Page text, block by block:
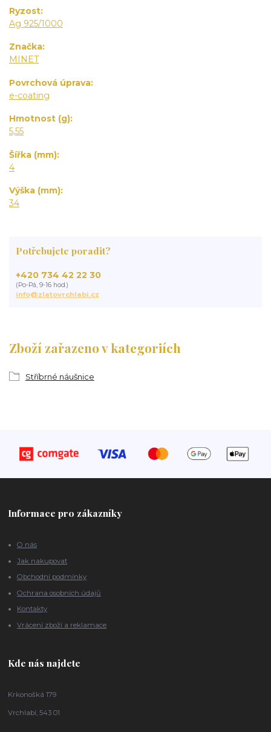
Ryzost
Ag 925/1000
Značka
MINET
Povrchová úprava
e-coating
Hmotnost (g)
5,55
Šířka (mm)
4
Výška (mm)
34
Zboží zařazeno v kategoriích
Stříbrné náušnice
Potřebujete poradit?
+420 734 42 22 30
(Po-Pá, 9-16 hod.)
info@zlatovrchlabi.cz
Informace pro zákazníky
O nás
Jak nakupovat
Obchodní podmínky
Ochrana osobních údajů
Kontakty
Vrácení zboží a reklamace
Kde nás najdete
Krkonošká 179
Vrchlabí, 543 01